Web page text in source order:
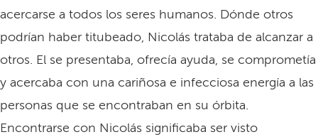
acercarse a todos los seres humanos. Dónde otros
podrían haber titubeado, Nicolás trataba de alcanzar a
otros. El se presentaba, ofrecía ayuda, se comprometía
y acercaba con una cariñosa e infecciosa energía a las
personas que se encontraban en su órbita.
Encontrarse con Nicolás significaba ser visto